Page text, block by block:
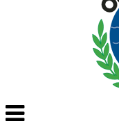
Veksle
navigasjon